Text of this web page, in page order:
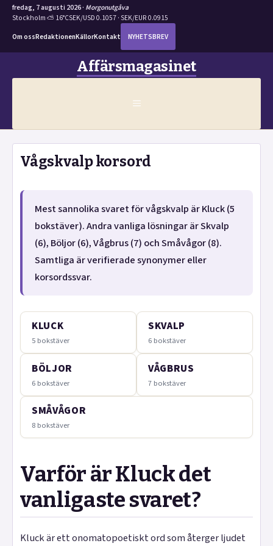
fredag, 7 augusti 2026 · Morgonutgåva
Stockholm ⛅ 16°CSEK/USD 0.1057 · SEK/EUR 0.0915
Om ossRedaktionenKällorKontakt NYHETSBREV
Affärsmagasinet
MENY
Vågskvalp korsord
Mest sannolika svaret för vågskvalp är Kluck (5
bokstäver). Andra vanliga lösningar är Skvalp
(6), Böljor (6), Vågbrus (7) och Småvågor (8).
Samtliga är verifierade synonymer eller
korsordssvar.
KLUCK
5 bokstäver
SKVALP
6 bokstäver
BÖLJOR
6 bokstäver
VÅGBRUS
7 bokstäver
SMÅVÅGOR
8 bokstäver
Varför är Kluck det
vanligaste svaret?
Kluck är ett onomatopoetiskt ord som återger ljudet